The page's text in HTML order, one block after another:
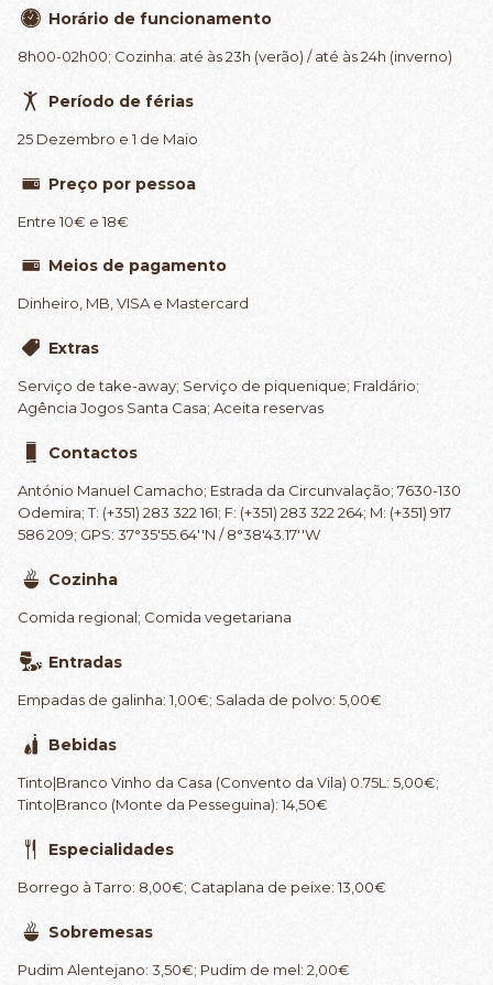
Horário de funcionamento
8h00-02h00; Cozinha: até às 23h (verão) / até às 24h (inverno)
Período de férias
25 Dezembro e 1 de Maio
Preço por pessoa
Entre 10€ e 18€
Meios de pagamento
Dinheiro, MB, VISA e Mastercard
Extras
Serviço de take-away; Serviço de piquenique; Fraldário;
Agência Jogos Santa Casa; Aceita reservas
Contactos
António Manuel Camacho; Estrada da Circunvalação; 7630-130
Odemira; T: (+351) 283 322 161; F: (+351) 283 322 264; M: (+351) 917
586 209; GPS: 37°35'55.64''N / 8°38'43.17''W
Cozinha
Comida regional; Comida vegetariana
Entradas
Empadas de galinha: 1,00€; Salada de polvo: 5,00€
Bebidas
Tinto|Branco Vinho da Casa (Convento da Vila) 0.75L: 5,00€;
Tinto|Branco (Monte da Pesseguina): 14,50€
Especialidades
Borrego à Tarro: 8,00€; Cataplana de peixe: 13,00€
Sobremesas
Pudim Alentejano: 3,50€; Pudim de mel: 2,00€